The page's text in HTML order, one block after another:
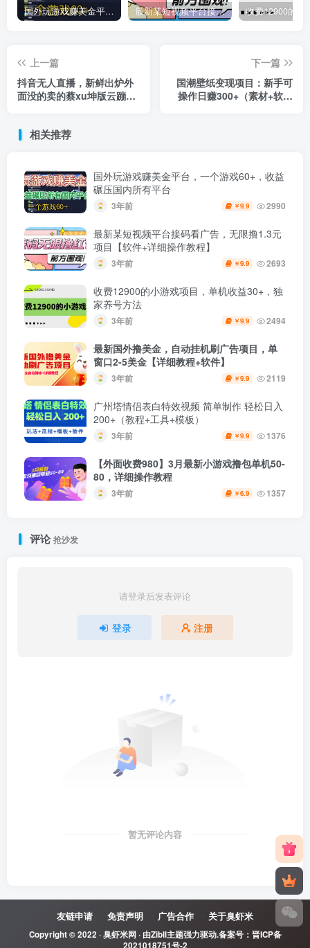
国外玩游戏赚美金平台，一个游戏60+，收益碾压国内所有平台 最新某短视频平台接码看广告，无限撸1.3元项目【软件+详细操作教程】
上一篇
抖音无人直播，新鲜出炉外
面没的卖的蔡xu坤版云蹦
下一篇
国潮壁纸变现项目：新手可
操作日赚300+（素材+软件
相关推荐
国外玩游戏赚美金平台，一个游戏60+，收益
碾压国内所有平台
3年前 ￥9.9 2990
最新某短视频平台接码看广告，无限撸1.3元
项目【软件+详细操作教程】
3年前 ￥9.9 2693
收费12900的小游戏项目，单机收益30+，独
家养号方法
3年前 ￥9.9 2494
最新国外撸美金，自动挂机刷广告项目，单
窗口2-5美金【详细教程+软件】
3年前 ￥9.9 2119
广州塔情侣表白特效视频 简单制作 轻松日入
200+（教程+工具+模板）
3年前 ￥9.9 1376
【外面收费980】3月最新小游戏撸包单机50-
80，详细操作教程
3年前 ￥6.9 1357
评论抢沙发
请登录后发表评论
登录 注册
暂无评论内容
友链申请 免责声明 广告合作 关于臭虾米
Copyright © 2022 ·臭虾米网· 由Zibll主题强力驱动.备案号： 晋ICP备
2021018751号-2